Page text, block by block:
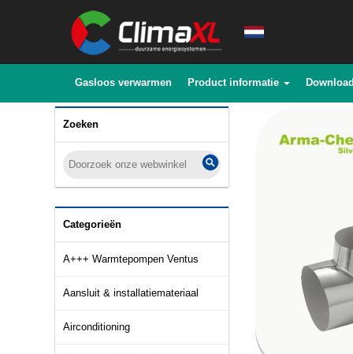
Gasloos verwarmen Product informatie
Zoeken
Categorieën
A+++ Warmtepompen Ventus
Aansluit & installatiemateriaal
Airconditioning